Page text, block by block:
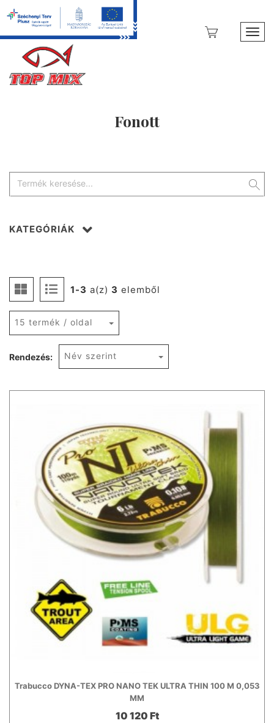
Fonott
1-3 a(z) 3 elemből
15 termék / oldal
Rendezés: Név szerint
Trabucco DYNA-TEX PRO NANO TEK ULTRA THIN 100 M 0,053
MM
10 120 Ft
KATEGÓRIÁK